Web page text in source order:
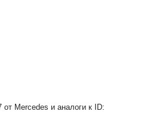
Mercedes и аналоги к ID: